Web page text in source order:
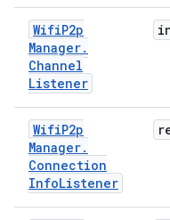
WifiP2p
Manager.
Channel
Listener
WifiP2p
Manager.
Connection
InfoListener